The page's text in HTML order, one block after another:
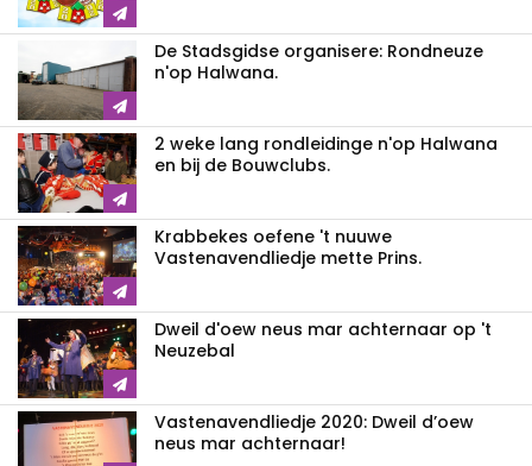
De Stadsgidse organisere: Rondneuze
n'op Halwana.
2 weke lang rondleidinge n'op Halwana
en bij de Bouwclubs.
Krabbekes oefene 't nuuwe
Vastenavendliedje mette Prins.
Dweil d'oew neus mar achternaar op 't
Neuzebal
Vastenavendliedje 2020: Dweil d’oew
neus mar achternaar!